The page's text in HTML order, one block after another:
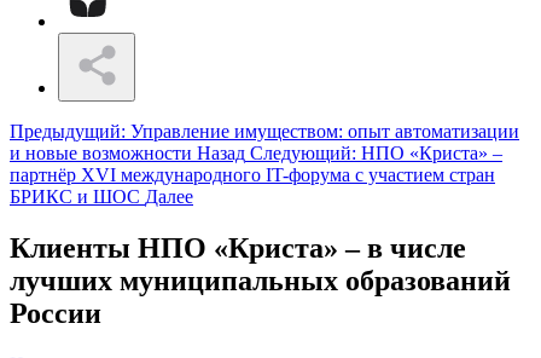
Предыдущий: Управление имуществом: опыт автоматизации
и новые возможности Назад Следующий: НПО «Криста» –
партнёр XVI международного IT-форума с участием стран
БРИКС и ШОС Далее
Клиенты НПО «Криста» – в числе
лучших муниципальных образований
России